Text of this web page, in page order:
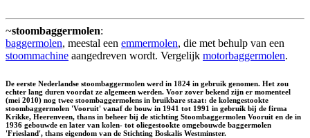
~stoombaggermolen:
baggermolen, meestal een emmermolen, die met behulp van een
stoommachine aangedreven wordt. Vergelijk motorbaggermolen.
De eerste Nederlandse stoombaggermolen werd in 1824 in gebruik genomen. Het zou
echter lang duren voordat ze algemeen werden. Voor zover bekend zijn er momenteel
(mei 2010) nog twee stoombaggermolens in bruikbare staat: de kolengestookte
stoombaggermolen 'Vooruit' vanaf de bouw in 1941 tot 1991 in gebruik bij de firma
Krikke, Heerenveen, thans in beheer bij de stichting Stoombaggermolen Vooruit en de in
1936 gebouwde en later van kolen- tot oliegestookte omgebouwde baggermolen
'Friesland', thans eigendom van de Stichting Boskalis Westminster.